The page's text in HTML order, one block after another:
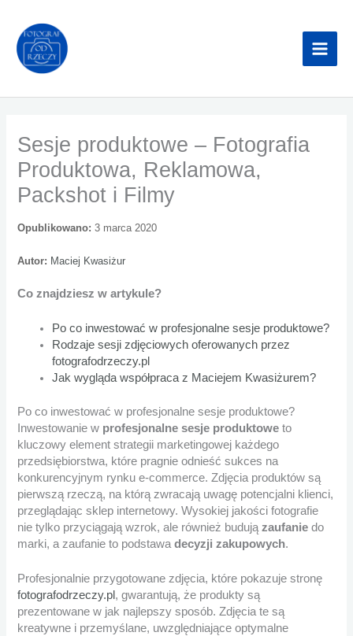
treści
Sesje produktowe – Fotografia
Produktowa, Reklamowa,
Packshot i Filmy
Opublikowano: 3 marca 2020
Autor: Maciej Kwasiżur
Co znajdziesz w artykule?
Po co inwestować w profesjonalne sesje produktowe?
Rodzaje sesji zdjęciowych oferowanych przez
fotografodrzeczy.pl
Jak wygląda współpraca z Maciejem Kwasiżurem?
Po co inwestować w profesjonalne sesje produktowe?
Inwestowanie w profesjonalne sesje produktowe to
kluczowy element strategii marketingowej każdego
przedsiębiorstwa, które pragnie odnieść sukces na
konkurencyjnym rynku e-commerce. Zdjęcia produktów są
pierwszą rzeczą, na którą zwracają uwagę potencjalni klienci,
przeglądając sklep internetowy. Wysokiej jakości fotografie
nie tylko przyciągają wzrok, ale również budujązaufanie do
marki, a zaufanie to podstawadecyzji zakupowych.
Profesjonalnie przygotowane zdjęcia, które pokazuje stronę
fotografodrzeczy.pl , gwarantują, że produkty są
prezentowane w jak najlepszy sposób. Zdjęcia te są
kreatywne i przemyślane, uwzględniające optymalne